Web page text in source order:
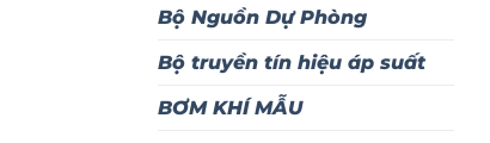
Bộ Nguồn Dự Phòng
Bộ truyền tín hiệu áp suất
BƠM KHÍ MẪU